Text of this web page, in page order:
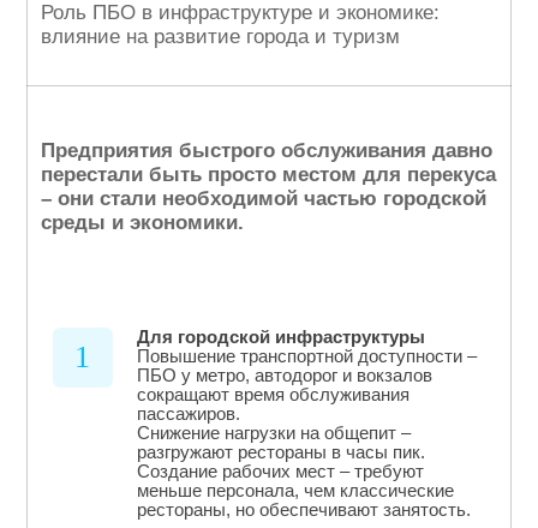
Роль ПБО в инфраструктуре и экономике:
влияние на развитие города и туризм
Предприятия быстрого обслуживания давно
перестали быть просто местом для перекуса
– они стали необходимой частью городской
среды и экономики.
1
Для городской инфраструктуры
Повышение транспортной доступности –
ПБО у метро, автодорог и вокзалов
сокращают время обслуживания
пассажиров.
Снижение нагрузки на общепит –
разгружают рестораны в часы пик.
Создание рабочих мест – требуют
меньше персонала, чем классические
рестораны, но обеспечивают занятость.